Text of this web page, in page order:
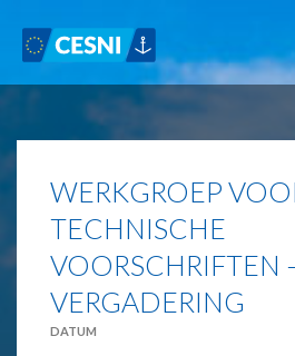
WERKGROEP
TECHNISCHE
VOORSCHRIFTEN
VERGADERING
DATUM